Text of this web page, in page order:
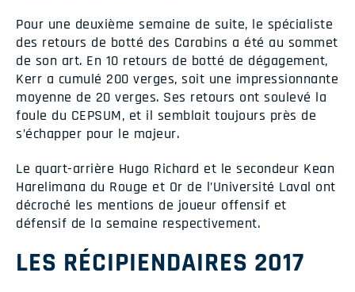
Pour une deuxième semaine de suite, le spécialiste
des retours de botté des Carabins a été au sommet
de son art. En 10 retours de botté de dégagement,
Kerr a cumulé 200 verges, soit une impressionnante
moyenne de 20 verges. Ses retours ont soulevé la
foule du CEPSUM, et il semblait toujours près de
s’échapper pour le majeur.
Le quart-arrière Hugo Richard et le secondeur Kean
Harelimana du Rouge et Or de l’Université Laval ont
décroché les mentions de joueur offensif et
défensif de la semaine respectivement.
LES RÉCIPIENDAIRES 2017